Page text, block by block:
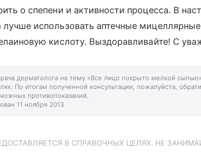
о спепени и активности процесса. В
лучше использовать аптечные
кислоту. Выздоравливайте! С
дерматолога на тему «Все лицо покрыто мелкой
По итогам полученной консультации, пожалуйста,
противопоказаний.
11 ноября 2013
В СПРАВОЧНЫХ ЦЕЛЯХ. НЕ